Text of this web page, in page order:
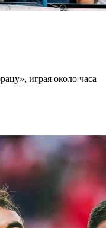
играя около часа